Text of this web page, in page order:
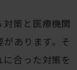
策と医療機関
あります。そ
合った対策を